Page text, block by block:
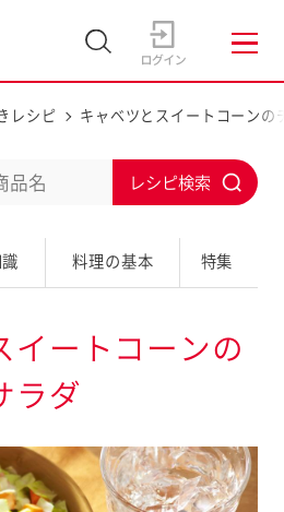
レシピ キャベツとスイートコーンの
料理の基本 特集
b
t
イートコーンの
ラダ